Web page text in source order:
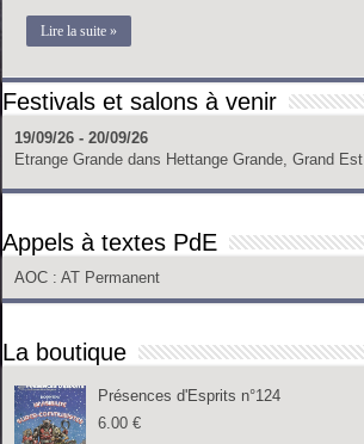
Lire la suite »
Festivals et salons à venir
19/09/26 - 20/09/26
Etrange Grande dans Hettange Grande, Grand Est
Appels à textes PdE
AOC : AT Permanent
La boutique
Présences d'Esprits n°124
6.00€